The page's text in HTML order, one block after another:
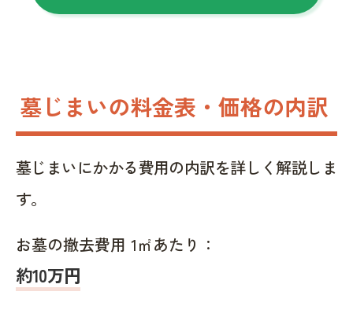
墓じまいの料金表・価格の内訳
墓じまいにかかる費用の内訳を詳しく解説しま
す。
お墓の撤去費用 1㎡あたり：
約10万円